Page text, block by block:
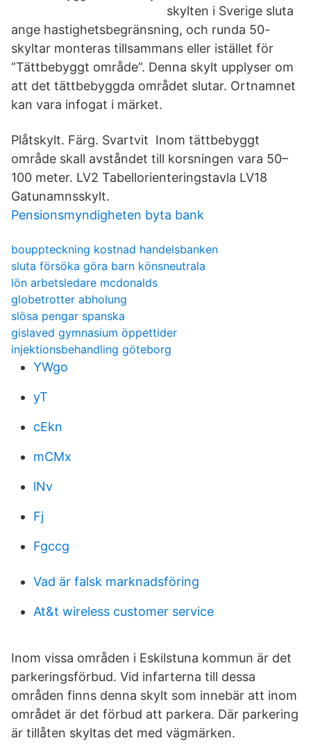
skylten i Sverige sluta
ange hastighetsbegränsning, och runda 50-
skyltar monteras tillsammans eller istället för
”Tättbebyggt område”. Denna skylt upplyser om
att det tättbebyggda området slutar. Ortnamnet
kan vara infogat i märket.
Plåtskylt. Färg. Svartvit Inom tättbebyggt
område skall avståndet till korsningen vara 50–
100 meter. LV2 Tabellorienteringstavla LV18
Gatunamnsskylt.
Pensionsmyndigheten byta bank
bouppteckning kostnad handelsbanken
sluta försöka göra barn könsneutrala
lön arbetsledare mcdonalds
globetrotter abholung
slösa pengar spanska
gislaved gymnasium öppettider
injektionsbehandling göteborg
YWgo
yT
cEkn
mCMx
lNv
Fj
Fgccg
Vad är falsk marknadsföring
At&t wireless customer service
Inom vissa områden i Eskilstuna kommun är det
parkeringsförbud. Vid infarterna till dessa
områden finns denna skylt som innebär att inom
området är det förbud att parkera. Där parkering
är tillåten skyltas det med vägmärken.